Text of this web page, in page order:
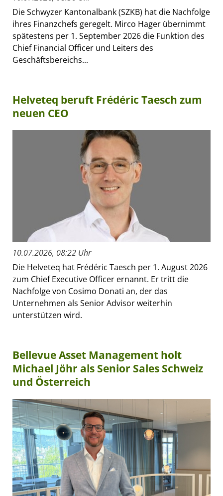
Die Schwyzer Kantonalbank (SZKB) hat die Nachfolge
ihres Finanzchefs geregelt. Mirco Hager übernimmt
spätestens per 1. September 2026 die Funktion des
Chief Financial Officer und Leiters des
Geschäftsbereichs...
Helveteq beruft Frédéric Taesch zum
neuen CEO
10.07.2026, 08:22 Uhr
Die Helveteq hat Frédéric Taesch per 1. August 2026
zum Chief Executive Officer ernannt. Er tritt die
Nachfolge von Cosimo Donati an, der das
Unternehmen als Senior Advisor weiterhin
unterstützen wird.
Bellevue Asset Management holt
Michael Jöhr als Senior Sales Schweiz
und Österreich